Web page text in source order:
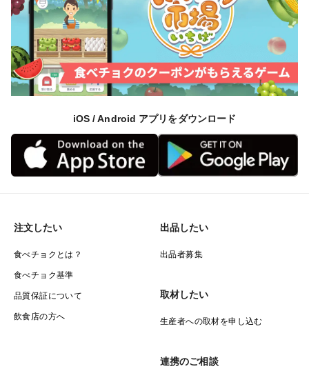
門）『金賞』受賞🏆️
・奈良県イチゴ果実品評会『全国農業協同組合中央会
会長賞』受賞🏆️
・大和さくらいブランド認定🎖️
・阪急百貨店『バレンタインチョコレート博覧会』
------------------------------------------------------------
からご確認できます。
iOS / Android アプリをダウンロード
注文したい
食べチョクとは？
食べチョク基準
品質保証について
飲食店の方へ
出品したい
出品者募集
取材したい
生産者への取材を申し込む
連携のご相談